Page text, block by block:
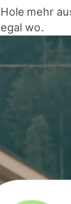
Hole mehr
egal wo.